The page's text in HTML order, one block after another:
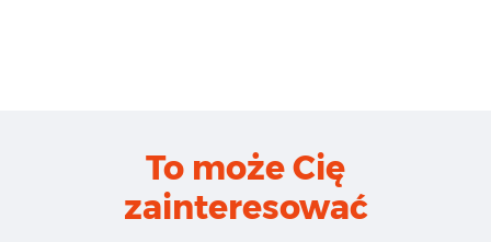
To może Cię
zainteresować